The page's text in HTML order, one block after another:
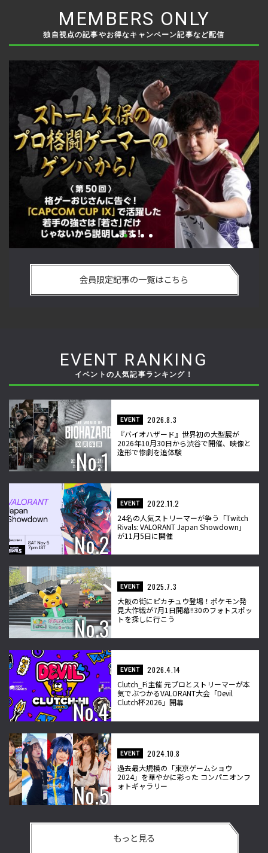
MEMBERS ONLY
独自視点の記事やお得なキャンペーン記事など配信
の強さは 「若さ」だけじゃないから説明します！【ストーム
久保のプロ格闘ゲーマーのゲンバから！ 第50回】
会員限定記事の一覧はこちら
EVENT RANKING
イベントの人気記事ランキング！
EVENT
2026.8.3
『バイオハザード』世界初の大型展が
2026年10月30日から渋谷で開催、映像と
造形で惨劇を追体験
EVENT
2022.11.2
24名の人気ストリーマーが争う「Twitch
Rivals: VALORANT Japan Showdown」
が11月5日に開催
EVENT
2025.7.3
大阪の街にピカチュウ登場！ポケモン発
見大作戦が7月1日開幕!!30のフォトスポッ
トを探しに行こう
EVENT
2026.4.14
Clutch_Fi主催 元プロとストリーマーが本
気でぶつかるVALORANT大会「Devil
Clutch杯2026」開幕
EVENT
2024.10.8
過去最大規模の「東京ゲームショウ
2024」を華やかに彩った コンパニオンフ
ォトギャラリー
もっと見る